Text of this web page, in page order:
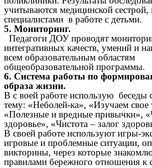
учитываются медицинской сестрой,
специалистами в работе с детьми.
5. Мониторинг.
Педагоги ДОУ проводят
интегративных качеств, умений и
всем образовательным областям
общеобразовательной программы.
6. Система работы по
образа жизни.
В с воей работе использую беседы
тему: «Неболей-ка», «Изучаем свое
«Полезные и вредные привычки»,
здоровье», «Чистота – залог
В своей работе используют игры-
игровые и проблемные ситуации,
викторины, через которые
правилами бережного отношения к